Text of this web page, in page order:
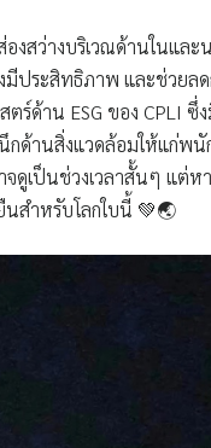
องสว่างบริเวณด้านในแล
ประสิทธิภาพ และช่วยล
ด้าน ESG ของ CPLI ซึ่
ด้านสิ่งแวดล้อมให้แก่พ
ดูเป็นช่วงเวลาสั้นๆ แต่
สำหรับโลกใบนี้ 💚🌏